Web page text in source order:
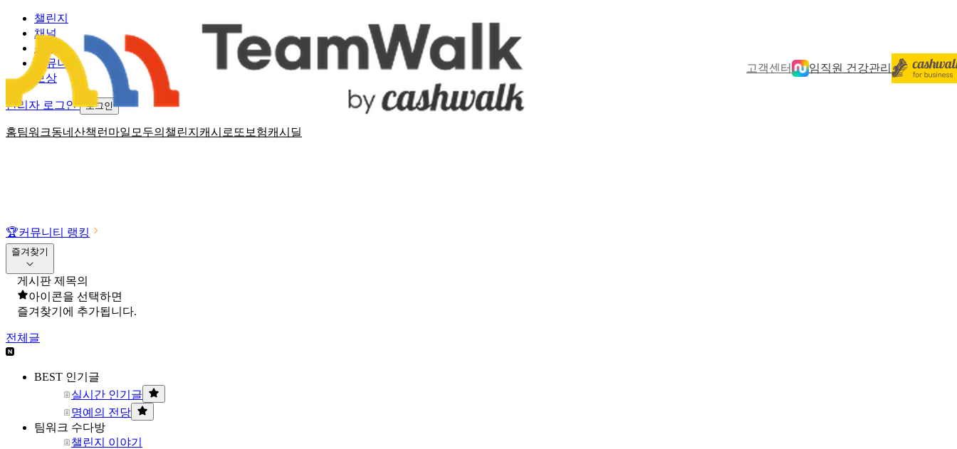
고객센터 임직원 건강관리
홈팀워크동네산책 런마일 모두의챌린지 캐시로또 보험캐시딜
챌린지
채널
소식
커뮤니티
보상
관리자 로그인 로그인
🏆커뮤니티 랭킹
즐겨찾기
게시판 제목의
아이콘을 선택하면
즐겨찾기에 추가됩니다.
전체글
BEST 인기글
실시간 인기글
명예의 전당
팀워크 수다방
챌린지 이야기